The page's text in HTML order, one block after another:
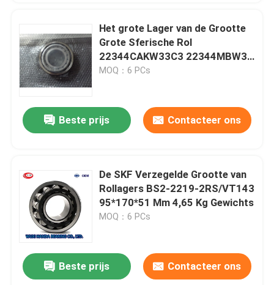
Het grote Lager van de Grootte
Grote Sferische Rol
22344CAKW33C3 22344MBW33
22344CCW33
MOQ：6 PCs
Beste prijs Contacteer ons
De SKF Verzegelde Grootte van
Rollagers BS2-2219-2RS/VT143
95*170*51 Mm 4,65 Kg Gewichts
MOQ：6 PCs
Beste prijs Contacteer ons